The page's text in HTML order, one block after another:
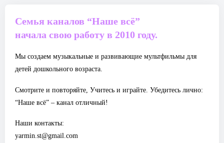
Семья каналов “Наше всё”
начала свою работу в 2010 году.
Мы создаем музыкальные и развивающие мультфильмы для
детей дошкольного возраста.
Смотрите и повторяйте, Учитесь и играйте. Убедитесь лично:
“Наше всё” – канал отличный!
Наши контакты:
yarmin.st@gmail.com